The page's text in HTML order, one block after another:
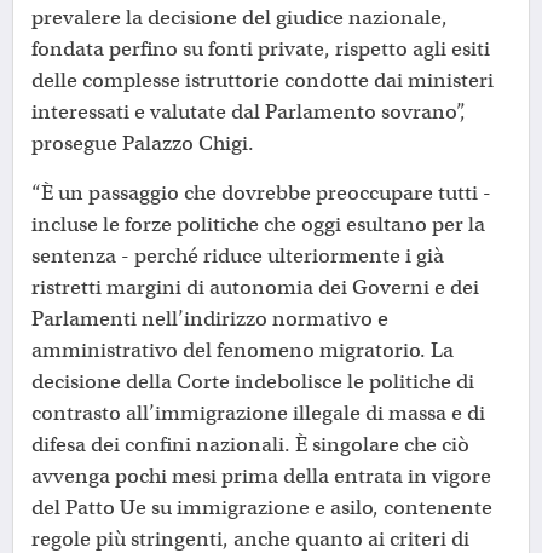
prevalere la decisione del giudice nazionale,
fondata perfino su fonti private, rispetto agli esiti
delle complesse istruttorie condotte dai ministeri
interessati e valutate dal Parlamento sovrano”,
prosegue Palazzo Chigi.
“È un passaggio che dovrebbe preoccupare tutti -
incluse le forze politiche che oggi esultano per la
sentenza - perché riduce ulteriormente i già
ristretti margini di autonomia dei Governi e dei
Parlamenti nell’indirizzo normativo e
amministrativo del fenomeno migratorio. La
decisione della Corte indebolisce le politiche di
contrasto all’immigrazione illegale di massa e di
difesa dei confini nazionali. È singolare che ciò
avvenga pochi mesi prima della entrata in vigore
del Patto Ue su immigrazione e asilo, contenente
regole più stringenti, anche quanto ai criteri di